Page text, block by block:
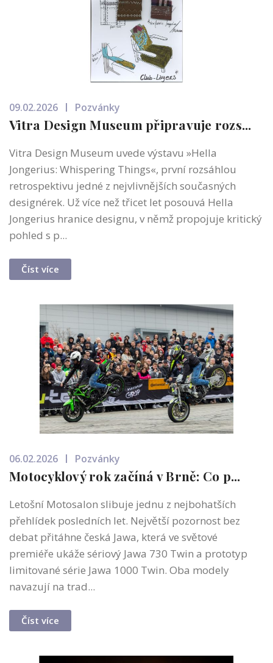
09.02.2026 Pozvánky
Vitra Design Museum připravuje rozs...
Vitra Design Museum uvede výstavu »Hella
Jongerius: Whispering Things«, první rozsáhlou
retrospektivu jedné z nejvlivnějších současných
designérek. Už více než třicet let posouvá Hella
Jongerius hranice designu, v němž propojuje kritický
pohled s p...
Číst více
06.02.2026 Pozvánky
Motocyklový rok začíná v Brně: Co p...
Letošní Motosalon slibuje jednu z nejbohatších
přehlídek posledních let. Největší pozornost bez
debat přitáhne česká Jawa, která ve světové
premiéře ukáže sériový Jawa 730 Twin a prototyp
limitované série Jawa 1000 Twin. Oba modely
navazují na trad...
Číst více